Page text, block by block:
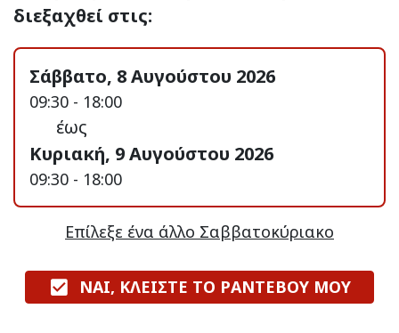
διεξαχθεί στις:
Σάββατο, 8 Αυγούστου 2026
09:30 - 18:00
έως
Κυριακή, 9 Αυγούστου 2026
09:30 - 18:00
Επίλεξε ένα άλλο Σαββατοκύριακο
ΝΑΙ, ΚΛΕΙΣΤΕ ΤΟ ΡΑΝΤΕΒΟΥ ΜΟΥ